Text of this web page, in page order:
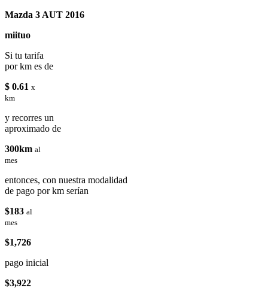
Mazda 3 AUT 2016
miituo
Si tu tarifa
por km es de
$ 0.61 x
km
y recorres un
aproximado de
300km al
mes
entonces, con nuestra modalidad
de pago por km serían
$183 al
mes
$1,726
pago inicial
$3,922